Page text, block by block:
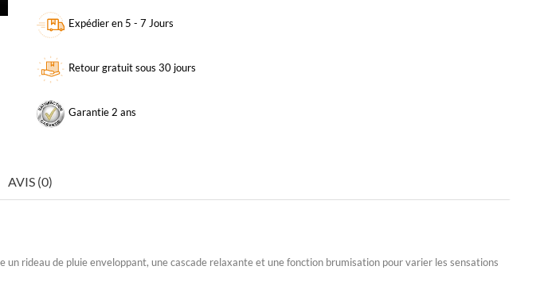
Expédier en 5 - 7 Jours
Retour gratuit sous 30 jours
Garantie 2 ans
AVIS (0)
rideau de pluie enveloppant, une cascade relaxante et une fonction brumisation pour varier les sensations